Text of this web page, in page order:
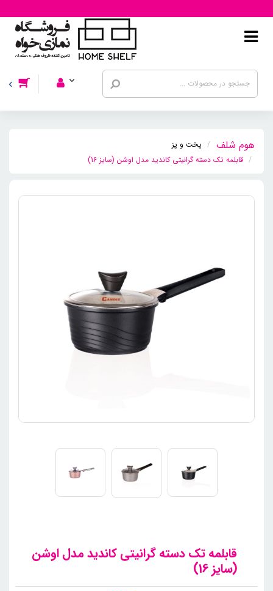
پخت و پز
قابلمه تک دسته گرانیتی کاندید مدل اوشن (سایز 16)
قابلمه تک دسته گرانیتی کاندید مدل اوشن
(سایز 16)